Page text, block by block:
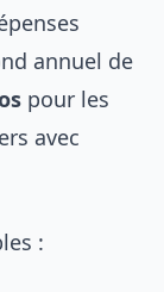
annuel de
pour les
avec
: